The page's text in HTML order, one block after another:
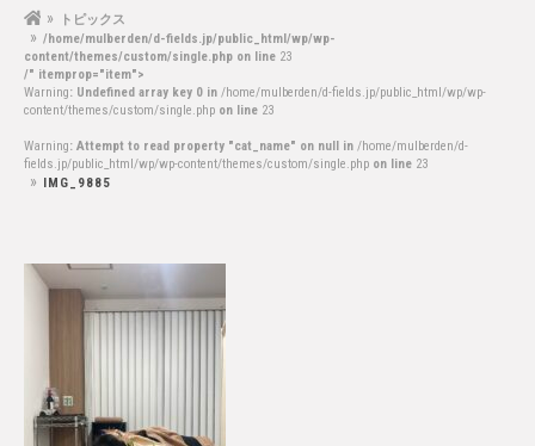
トピックス
/home/mulberden/d-fields.jp/public_html/wp/wp-
content/themes/custom/single.php on line 23
/" itemprop="item">
Warning: Undefined array key 0 in /home/mulberden/d-fields.jp/public_html/wp/wp-
content/themes/custom/single.php on line 23
Warning: Attempt to read property "cat_name" on null in /home/mulberden/d-
fields.jp/public_html/wp/wp-content/themes/custom/single.php on line 23
IMG_9885